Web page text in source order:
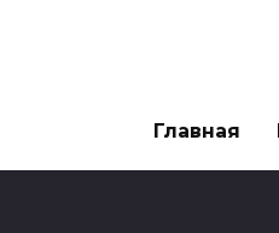
Пагинация
Главная